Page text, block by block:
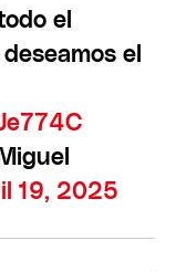
el
el
19, 2025